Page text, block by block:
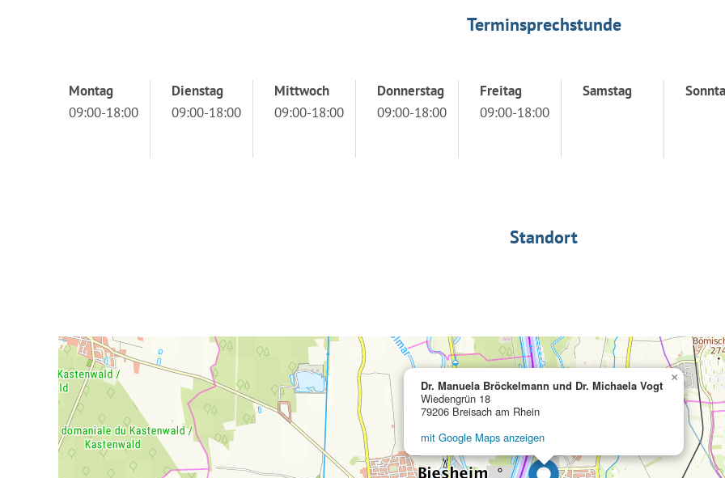
Terminsprechstunde
Montag
09:00-18:00
Dienstag
09:00-18:00
Mittwoch
09:00-18:00
Donnerstag
09:00-18:00
Freitag
09:00-18:00
Samstag
Standort
Dr. Manuela Bröckelmann und Dr. Michaela Vogt
Wiedengrün 18
79206 Breisach am Rhein
mit Google Maps anzeigen
×